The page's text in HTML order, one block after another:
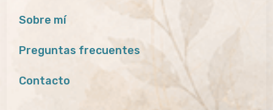
Sobre mí
Preguntas frecuentes
Contacto